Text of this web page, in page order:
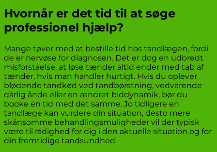
Hvornår er det tid til at søge
professionel hjælp?
Mange tøver med at bestille tid hos tandlægen, fordi
de er nervøse for diagnosen. Det er dog en udbredt
misforståelse, at løse tænder altid ender med tab af
tænder, hvis man handler hurtigt. Hvis du oplever
blødende tandkød ved tandbørstning, vedvarende
dårlig ånde eller en ændret biddynamik, bør du
booke en tid med det samme. Jo tidligere en
tandlæge kan vurdere din situation, desto mere
skånsomme behandlingsmuligheder vil der typisk
være til rådighed for dig i den aktuelle situation og for
din fremtidige tandsundhed.